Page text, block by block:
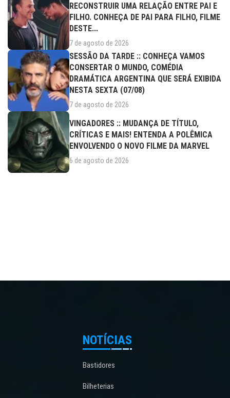
RECONSTRUIR UMA RELAÇÃO ENTRE PAI E
FILHO. CONHEÇA DE PAI PARA FILHO, FILME
DESTE...
7 de agosto de 2026
SESSÃO DA TARDE :: CONHEÇA VAMOS
CONSERTAR O MUNDO, COMÉDIA
DRAMÁTICA ARGENTINA QUE SERÁ EXIBIDA
NESTA SEXTA (07/08)
7 de agosto de 2026
VINGADORES :: MUDANÇA DE TÍTULO,
CRÍTICAS E MAIS! ENTENDA A POLÊMICA
ENVOLVENDO O NOVO FILME DA MARVEL
6 de agosto de 2026
NOTÍCIAS
Bastidores
Bilheterias